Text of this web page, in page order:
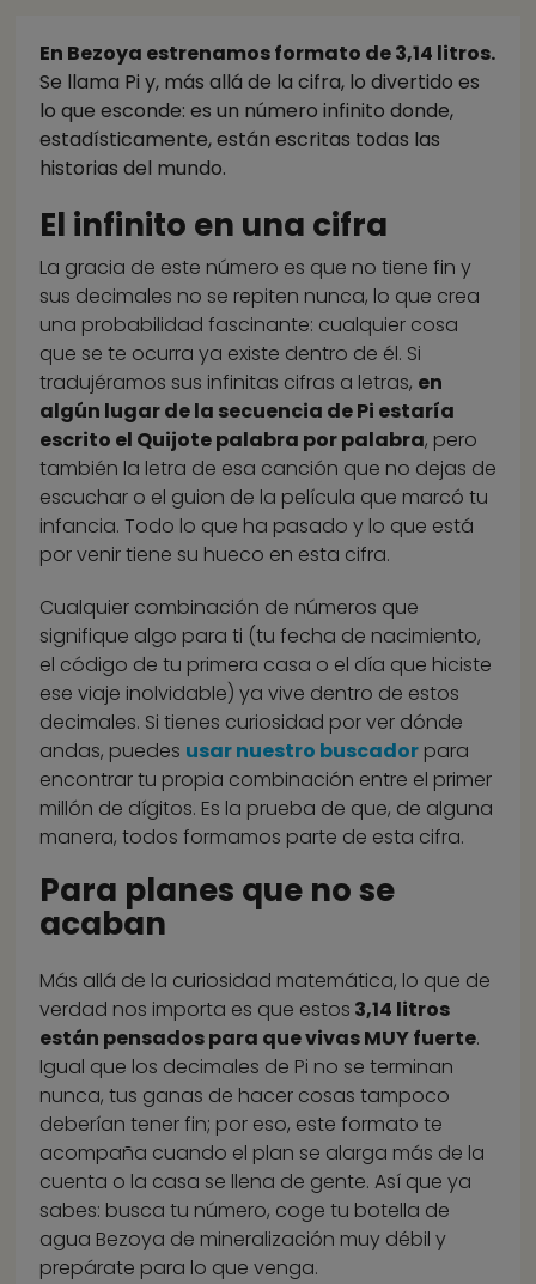
En Bezoya estrenamos formato de 3,14 litros.
Se llama Pi y, más allá de la cifra, lo divertido es
lo que esconde: es un número infinito donde,
estadísticamente, están escritas todas las
historias del mundo.
El infinito en una cifra
La gracia de este número es que no tiene fin y
sus decimales no se repiten nunca, lo que crea
una probabilidad fascinante: cualquier cosa
que se te ocurra ya existe dentro de él. Si
tradujéramos sus infinitas cifras a letras, en
algún lugar de la secuencia de Pi estaría
escrito el Quijote palabra por palabra, pero
también la letra de esa canción que no dejas de
escuchar o el guion de la película que marcó tu
infancia. Todo lo que ha pasado y lo que está
por venir tiene su hueco en esta cifra.
Cualquier combinación de números que
signifique algo para ti (tu fecha de nacimiento,
el código de tu primera casa o el día que hiciste
ese viaje inolvidable) ya vive dentro de estos
decimales. Si tienes curiosidad por ver dónde
andas, puedes usar nuestro buscadorpara
encontrar tu propia combinación entre el primer
millón de dígitos. Es la prueba de que, de alguna
manera, todos formamos parte de esta cifra.
Para planes que no se
acaban
Más allá de la curiosidad matemática, lo que de
verdad nos importa es que estos 3,14 litros
están pensados para que vivas MUY fuerte.
Igual que los decimales de Pi no se terminan
nunca, tus ganas de hacer cosas tampoco
deberían tener fin; por eso, este formato te
acompaña cuando el plan se alarga más de la
cuenta o la casa se llena de gente. Así que ya
sabes: busca tu número, coge tu botella de
agua Bezoya de mineralización muy débil y
prepárate para lo que venga.